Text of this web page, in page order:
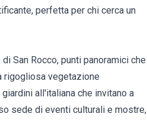
perfetta per chi cerca un
San Rocco, punti panoramici che
rigogliosa vegetazione
all'italiana che invitano a
sede di eventi culturali e mostre,